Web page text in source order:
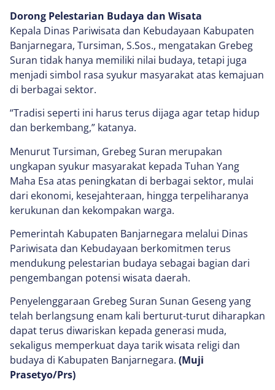
Dorong Pelestarian Budaya dan Wisata
Kepala Dinas Pariwisata dan Kebudayaan Kabupaten
Banjarnegara, Tursiman, S.Sos., mengatakan Grebeg
Suran tidak hanya memiliki nilai budaya, tetapi juga
menjadi simbol rasa syukur masyarakat atas kemajuan
di berbagai sektor.
“Tradisi seperti ini harus terus dijaga agar tetap hidup
dan berkembang,” katanya.
Menurut Tursiman, Grebeg Suran merupakan
ungkapan syukur masyarakat kepada Tuhan Yang
Maha Esa atas peningkatan di berbagai sektor, mulai
dari ekonomi, kesejahteraan, hingga terpeliharanya
kerukunan dan kekompakan warga.
Pemerintah Kabupaten Banjarnegara melalui Dinas
Pariwisata dan Kebudayaan berkomitmen terus
mendukung pelestarian budaya sebagai bagian dari
pengembangan potensi wisata daerah.
Penyelenggaraan Grebeg Suran Sunan Geseng yang
telah berlangsung enam kali berturut-turut diharapkan
dapat terus diwariskan kepada generasi muda,
sekaligus memperkuat daya tarik wisata religi dan
budaya di Kabupaten Banjarnegara. (Muji
Prasetyo/Prs)